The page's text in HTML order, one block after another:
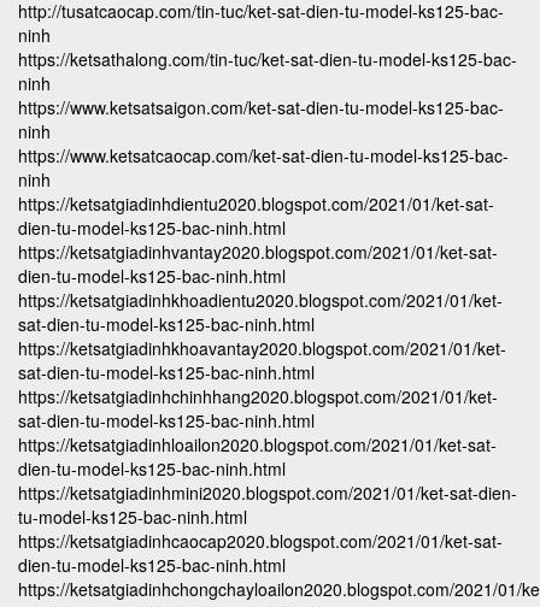
http://tusatcaocap.com/tin-tuc/ket-sat-dien-tu-model-ks125-bac-
ninh
https://ketsathalong.com/tin-tuc/ket-sat-dien-tu-model-ks125-bac-
ninh
https://www.ketsatsaigon.com/ket-sat-dien-tu-model-ks125-bac-
ninh
https://www.ketsatcaocap.com/ket-sat-dien-tu-model-ks125-bac-
ninh
https://ketsatgiadinhdientu2020.blogspot.com/2021/01/ket-sat-
dien-tu-model-ks125-bac-ninh.html
https://ketsatgiadinhvantay2020.blogspot.com/2021/01/ket-sat-
dien-tu-model-ks125-bac-ninh.html
https://ketsatgiadinhkhoadientu2020.blogspot.com/2021/01/ket-
sat-dien-tu-model-ks125-bac-ninh.html
https://ketsatgiadinhkhoavantay2020.blogspot.com/2021/01/ket-
sat-dien-tu-model-ks125-bac-ninh.html
https://ketsatgiadinhchinhhang2020.blogspot.com/2021/01/ket-
sat-dien-tu-model-ks125-bac-ninh.html
https://ketsatgiadinhloailon2020.blogspot.com/2021/01/ket-sat-
dien-tu-model-ks125-bac-ninh.html
https://ketsatgiadinhmini2020.blogspot.com/2021/01/ket-sat-dien-
tu-model-ks125-bac-ninh.html
https://ketsatgiadinhcaocap2020.blogspot.com/2021/01/ket-sat-
dien-tu-model-ks125-bac-ninh.html
https://ketsatgiadinhchongchayloailon2020.blogspot.com/2021/01/